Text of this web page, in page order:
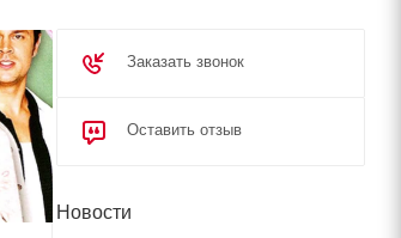
Заказать звонок
Оставить отзыв
Новости